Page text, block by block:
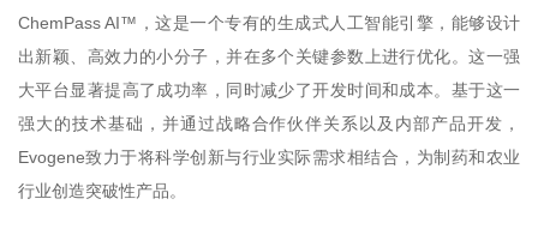
ChemPass AI™，这是一个专有的生成式人工智能引擎，能够设计
出新颖、高效力的小分子，并在多个关键参数上进行优化。这一强
大平台显著提高了成功率，同时减少了开发时间和成本。基于这一
强大的技术基础，并通过战略合作伙伴关系以及内部产品开发，
Evogene致力于将科学创新与行业实际需求相结合，为制药和农业
行业创造突破性产品。